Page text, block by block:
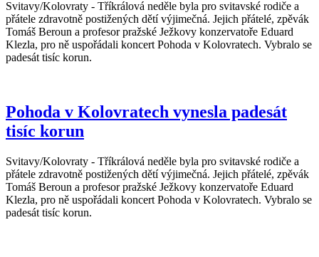
Svitavy/Kolovraty - Tříkrálová neděle byla pro svitavské rodiče a
přátele zdravotně postižených dětí výjimečná. Jejich přátelé, zpěvák
Tomáš Beroun a profesor pražské Ježkovy konzervatoře Eduard
Klezla, pro ně uspořádali koncert Pohoda v Kolovratech. Vybralo se
padesát tisíc korun.
Pohoda v Kolovratech vynesla padesát
tisíc korun
Svitavy/Kolovraty - Tříkrálová neděle byla pro svitavské rodiče a
přátele zdravotně postižených dětí výjimečná. Jejich přátelé, zpěvák
Tomáš Beroun a profesor pražské Ježkovy konzervatoře Eduard
Klezla, pro ně uspořádali koncert Pohoda v Kolovratech. Vybralo se
padesát tisíc korun.